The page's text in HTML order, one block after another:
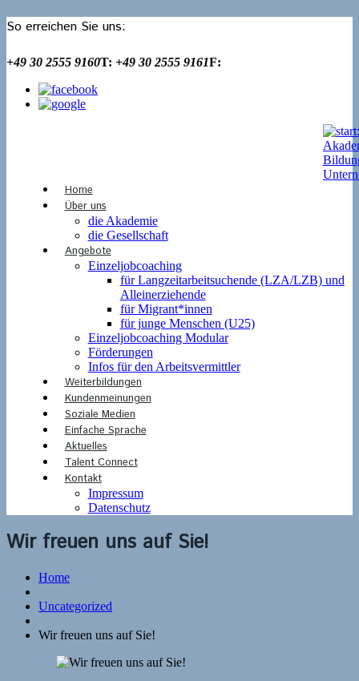
So erreichen Sie uns:
+49 30 2555 9160T: +49 30 2555 9161F:
Home
Über uns
die Akademie
die Gesellschaft
Angebote
Einzeljobcoaching
für Langzeitarbeitsuchende (LZA/LZB) und
Alleinerziehende
für Migrant*innen
für junge Menschen (U25)
Einzeljobcoaching Modular
Förderungen
Infos für den Arbeitsvermittler
Weiterbildungen
Kundenmeinungen
Soziale Medien
Einfache Sprache
Aktuelles
Talent Connect
Kontakt
Impressum
Datenschutz
Wir freuen uns auf Sie!
Home
Uncategorized
Wir freuen uns auf Sie!